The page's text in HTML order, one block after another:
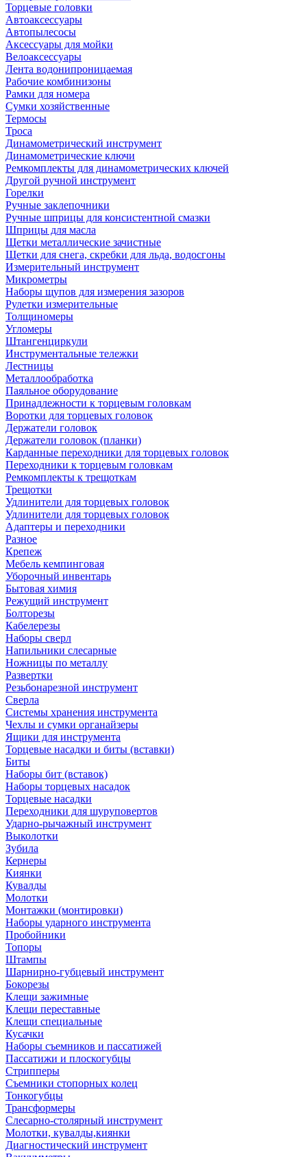
Торцевые головки
Автоаксессуары
Автопылесосы
Аксессуары для мойки
Велоаксессуары
Лента водонипроницаемая
Рабочие комбинизоны
Рамки для номера
Сумки хозяйственные
Термосы
Троса
Динамометрический инструмент
Динамометрические ключи
Ремкомплекты для динамометрических ключей
Другой ручной инструмент
Горелки
Ручные заклепочники
Ручные шприцы для консистентной смазки
Шприцы для масла
Щетки металлические зачистные
Щетки для снега, скребки для льда, водосгоны
Измерительный инструмент
Микрометры
Наборы щупов для измерения зазоров
Рулетки измерительные
Толщиномеры
Угломеры
Штангенциркули
Инструментальные тележки
Лестницы
Металлообработка
Паяльное оборудование
Принадлежности к торцевым головкам
Воротки для торцевых головок
Держатели головок
Держатели головок (планки)
Карданные переходники для торцевых головок
Переходники к торцевым головкам
Ремкомплекты к трещоткам
Трещотки
Удлинители для торцевых головок
Удлинители для торцевых головок
Адаптеры и переходники
Разное
Крепеж
Мебель кемпинговая
Уборочный инвентарь
Бытовая химия
Режущий инструмент
Болторезы
Кабелерезы
Наборы сверл
Напильники слесарные
Ножницы по металлу
Развертки
Резьбонарезной инструмент
Сверла
Системы хранения инструмента
Чехлы и сумки органайзеры
Ящики для инструмента
Торцевые насадки и биты (вставки)
Биты
Наборы бит (вставок)
Наборы торцевых насадок
Торцевые насадки
Переходники для шуруповертов
Ударно-рычажный инструмент
Выколотки
Зубила
Кернеры
Киянки
Кувалды
Молотки
Монтажки (монтировки)
Наборы ударного инструмента
Пробойники
Топоры
Штампы
Шарнирно-губцевый инструмент
Бокорезы
Клещи зажимные
Клещи переставные
Клещи специальные
Кусачки
Наборы съемников и пассатижей
Пассатижи и плоскогубцы
Стрипперы
Съемники стопорных колец
Тонкогубцы
Трансформеры
Слесарно-столярный инструмент
Молотки, кувалды,киянки
Диагностический инструмент